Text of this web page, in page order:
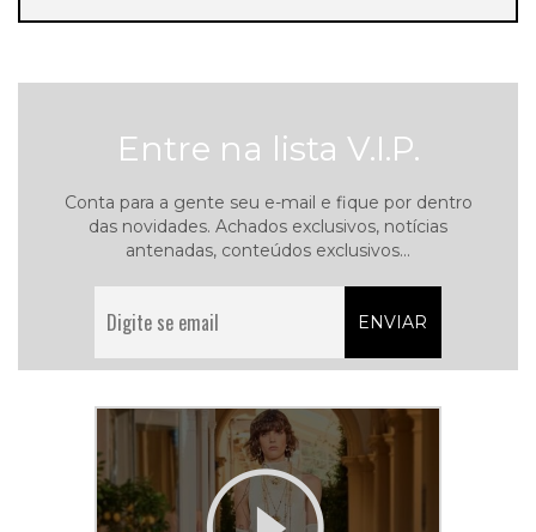
Entre na lista V.I.P.
Conta para a gente seu e-mail e fique por dentro
das novidades. Achados exclusivos, notícias
antenadas, conteúdos exclusivos...